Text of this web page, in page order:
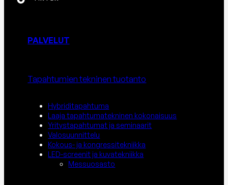
PALVELUT
Tapahtumien tekninen tuotanto
Hybriditapahtuma
Laaja tapahtumatekninen kokonaisuus
Yritystapahtumat ja seminaarit
Valosuunnittelu
Kokous- ja kongressitekniikka
LED-screenit ja kuvatekniikka
Messuosasto